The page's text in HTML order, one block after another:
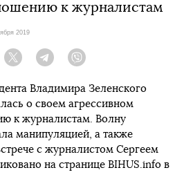
к журналистам
2019
Twitter Telegram
Владимира Зеленского
о своем агрессивном
к журналистам. Волну
манипуляцией, а также
с журналистом Сергеем
на странице BIHUS.info в